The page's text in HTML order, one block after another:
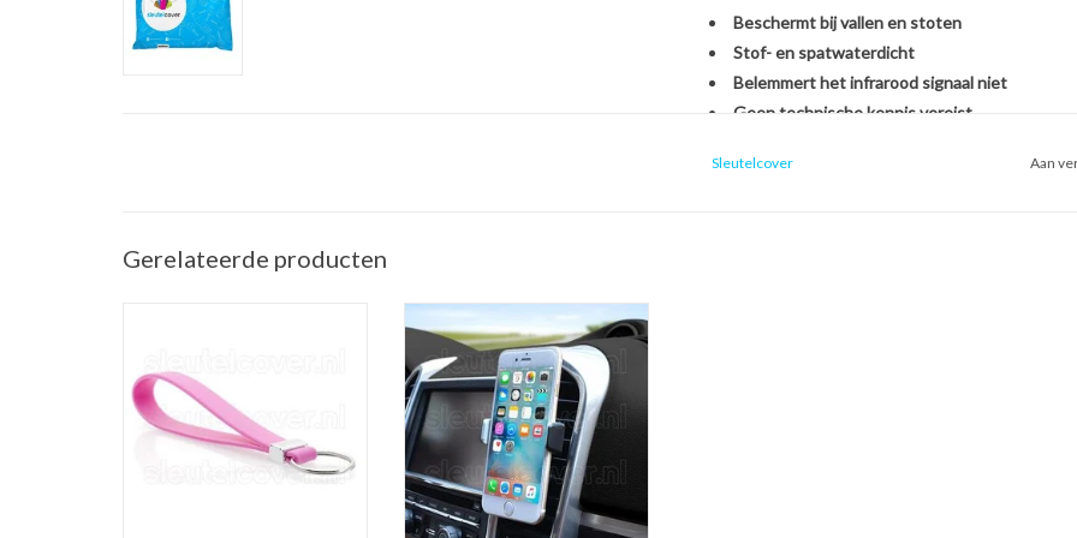
Beschermt bij vallen en stoten
Stof- en spatwaterdicht
Belemmert het infrarood signaal niet
Geen technische kennis vereist
Sleutelcover Aan
Gerelateerde producten
TOEVOEGEN AAN WINKELWAGEN
Telefoonhouder ventilatierooster
(Universele telefoon houder voor
in de auto)
TOEVOEGEN AAN WINKELWAGEN